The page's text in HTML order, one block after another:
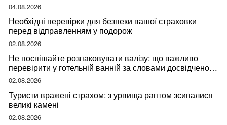
04.08.2026
Необхідні перевірки для безпеки вашої страховки
перед відправленням у подорож
02.08.2026
Не поспішайте розпаковувати валізу: що важливо
перевірити у готельній ванній за словами досвідченої
мандрівниці
02.08.2026
Туристи вражені страхом: з урвища раптом зсипалися
великі камені
02.08.2026